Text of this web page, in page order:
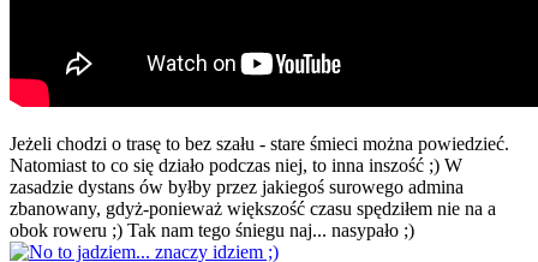
Jeżeli chodzi o trasę to bez szału - stare śmieci można powiedzieć.
Natomiast to co się działo podczas niej, to inna inszość ;) W
zasadzie dystans ów byłby przez jakiegoś surowego admina
zbanowany, gdyż-ponieważ większość czasu spędziłem nie na a
obok roweru ;) Tak nam tego śniegu naj... nasypało ;)